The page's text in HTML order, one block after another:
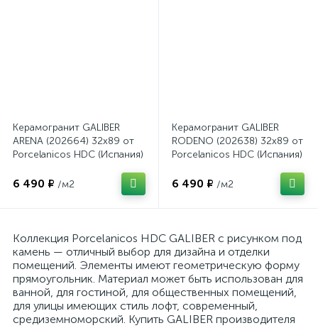
Керамогранит GALIBER
ARENA (202664) 32x89 от
Porcelanicos HDC (Испания)
6 490 ₽ /м2
Керамогранит GALIBER
RODENO (202638) 32x89 от
Porcelanicos HDC (Испания)
6 490 ₽ /м2
Коллекция Porcelanicos HDC GALIBER с рисунком под
камень — отличный выбор для дизайна и отделки
помещений. Элементы имеют геометрическую форму
прямоугольник. Материал может быть использован для
ванной, для гостиной, для общественных помещений,
для улицы имеющих стиль лофт, современный,
средиземноморский. Купить GALIBER производителя